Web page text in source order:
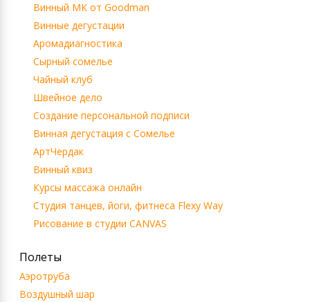
Винный МК от Goodman
Винные дегустации
Аромадиагностика
Сырный сомелье
Чайный клуб
Швейное дело
Создание персональной подписи
Винная дегустация с Сомелье
АртЧердак
Винный квиз
Курсы массажа онлайн
Студия танцев, йоги, фитнеса Flexy Way
Рисование в студии CANVAS
Полеты
Аэротруба
Воздушный шар